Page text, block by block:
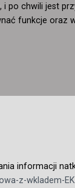
i po chwili jest
funkcje oraz
informacji
z-wkladem-